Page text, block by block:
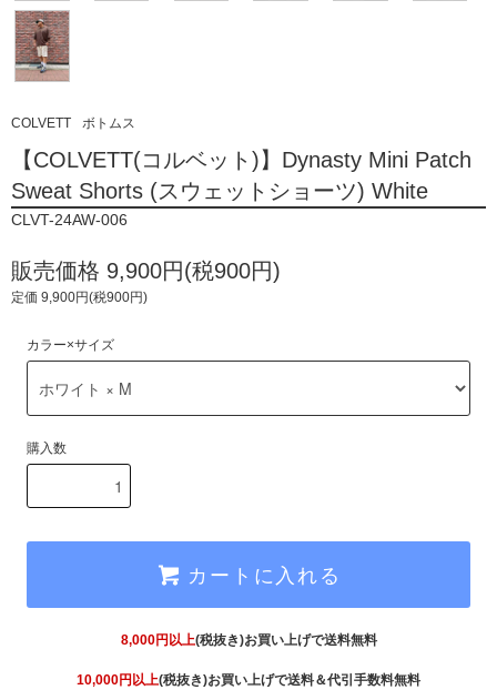
COLVETT ボトムス
【COLVETT(コルベット)】Dynasty Mini Patch
Sweat Shorts (スウェットショーツ) White
CLVT-24AW-006
販売価格 9,900円(税900円)
定価 9,900円(税900円)
カラー×サイズ
購入数
カートに入れる
8,000円以上(税抜き)お買い上げで送料無料
10,000円以上(税抜き)お買い上げで送料＆代引手数料無料